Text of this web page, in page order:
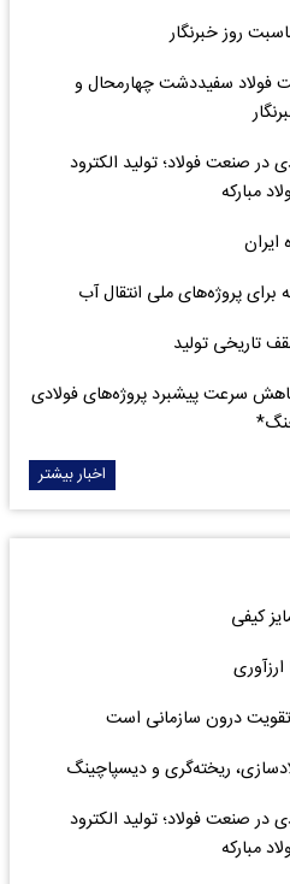
روز خبرنگار
فولاد سفیددشت چهارمحال و
در صنعت فولاد؛ تولید الکترود
مبارکه
ایران
برای پروژه‌های ملی انتقال آب
تاریخی تولید
سرعت پیشبرد پروژه‌های فولادی
اخبار بیشتر
کیفی
تقویت درون سازمانی است
ریخته‌گری و دیسپاچینگ
در صنعت فولاد؛ تولید الکترود
مبارکه